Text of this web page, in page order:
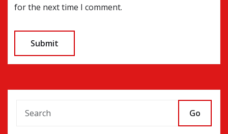
for the next time I comment.
Go